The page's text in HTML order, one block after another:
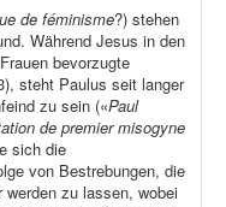
de féminisme?) stehen
Während Jesus in den
bevorzugte
steht Paulus seit langer
zu sein («Paul
de premier misogyne
sich die
von Bestrebungen, die
zu lassen, wobei